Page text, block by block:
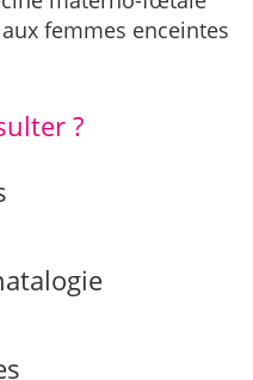
femmes enceintes
?